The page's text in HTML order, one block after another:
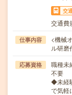
交
交通費
仕事内容
<機械
ル研
応募資格
職種未
不要
◆未経
で気軽